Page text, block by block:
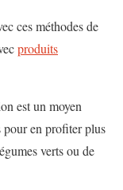
ces méthodes de
produits
est un moyen
pour en profiter plus
verts ou de